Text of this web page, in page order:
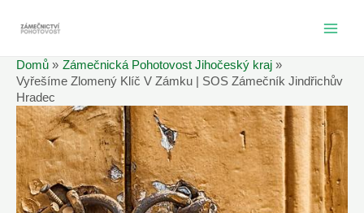
Domů
Zámečnická Pohotovost Jihočeský kraj
Vyřešíme Zlomený Klíč V Zámku | SOS Zámečník Jindřichův
Hradec